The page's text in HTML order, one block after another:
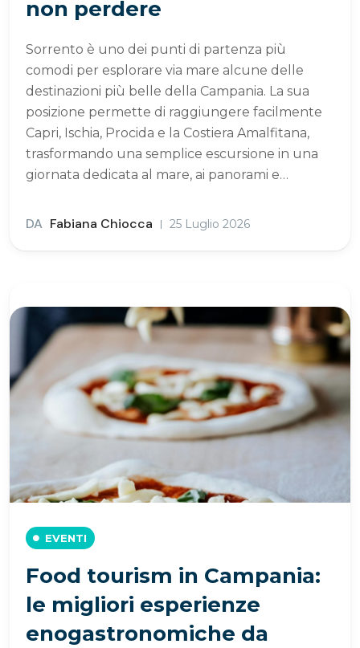
non perdere
Sorrento è uno dei punti di partenza più
comodi per esplorare via mare alcune delle
destinazioni più belle della Campania. La sua
posizione permette di raggiungere facilmente
Capri, Ischia, Procida e la Costiera Amalfitana,
trasformando una semplice escursione in una
giornata dedicata al mare, ai panorami e…
DA Fabiana Chiocca 25 Luglio 2026
EVENTI
Food tourism in Campania:
le migliori esperienze
enogastronomiche da